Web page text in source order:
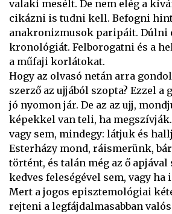
valaki mesélt. De nem elég a
cikázni is tudni kell. Befogni
anakronizmusok paripáit. Dúlni
kronológiát. Felborogatni és a
a műfaji korlátokat.
Hogy az olvasó netán arra
szerző az ujjából szopta? Ezzel a
jó nyomon jár. De az az ujj,
képekkel van teli, ha
vagy sem, mindegy: látjuk és
Esterházy mond, ráismerünk,
történt, és talán még az ő apjával
kedves feleségével sem, vagy ha
Mert a jogos episztemológiai
rejteni a legfájdalmasabban